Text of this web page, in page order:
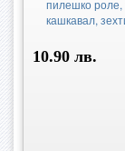
пилешко роле,
кашкавал,
10.90 лв.